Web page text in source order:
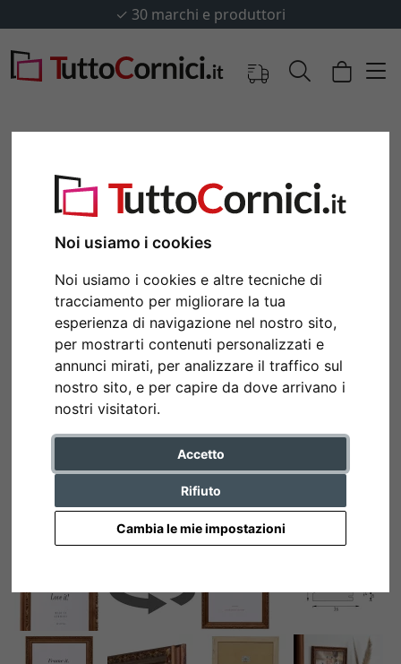
Noi usiamo i cookies
Noi usiamo i cookies e altre tecniche di
tracciamento per migliorare la tua
esperienza di navigazione nel nostro sito,
per mostrarti contenuti personalizzati e
annunci mirati, per analizzare il traffico sul
nostro sito, e per capire da dove arrivano i
nostri visitatori.
Accetto
Rifiuto
Cambia le mie impostazioni
✓ 30 marchi e produttori
Indietro